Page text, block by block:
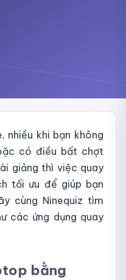
nhiều khi bạn không
có điều bất chợt
giảng thì việc quay
tối ưu để giúp bạn
cùng Ninequiz tìm
các ứng dụng quay
bằng